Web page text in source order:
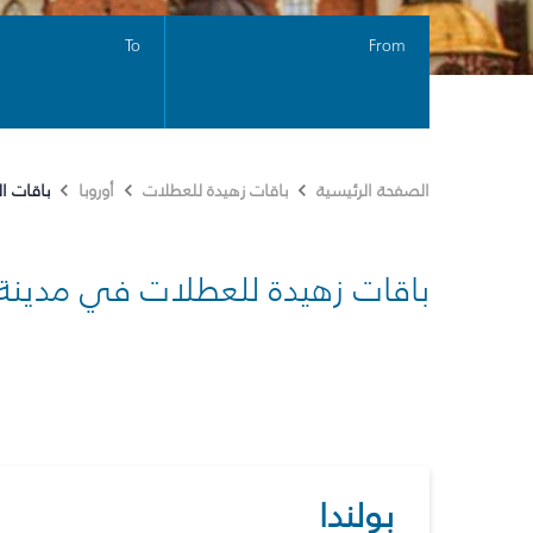
From
To
الصفحة الرئيسية باقات زهيدة للعطلات أوروبا باقات
باقات زهيدة للعطلات في
بولندا